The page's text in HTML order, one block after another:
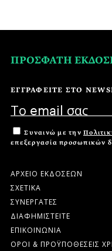
ΠΡΟΣΦΑΤΗ
ΕΓΓΡΑΦΕΙΤΕ ΣΤΟ
Συναινώ με την
επεξεργασία προσωπικών
ΑΡΧΕΙΟ ΕΚΔΟΣΕΩΝ
ΣΧΕΤΙΚΑ
ΣΥΝΕΡΓΑΤΕΣ
ΔΙΑΦΗΜΙΣΤΕΙΤΕ
ΕΠΙΚΟΙΝΩΝΙΑ
ΟΡΟΙ & ΠΡΟΫΠΟΘΕΣΕΙΣ